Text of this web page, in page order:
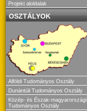
Projekt aloldalak
OSZTÁLYOK
Alföldi Tudományos Osztály
Dunántúli Tudományos Osztály
Közép- és Észak-magyarországi
Tudományos Osztály